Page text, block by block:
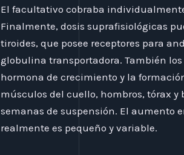
El facultativo cobraba
Finalmente, dosis suprafisiológicas
tiroides, que posee receptores para
globulina transportadora. También
hormona de crecimiento y la
músculos del cuello, hombros, tórax
semanas de suspensión. El aumento
realmente es pequeño y variable.